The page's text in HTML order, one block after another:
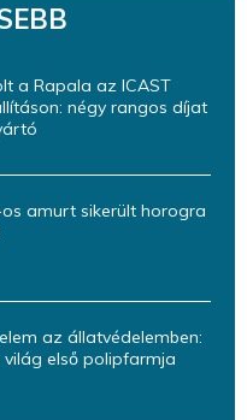
a Rapala az ICAST
négy rangos díjat
amurt sikerült horogra
az állatvédelemben:
első polipfarmja